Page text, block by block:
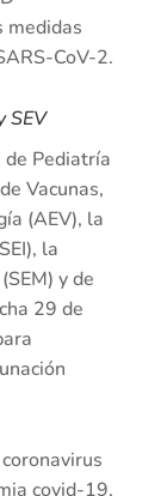
medidas
CoV-2.
SEV
de Pediatría
Vacunas,
(AEV), la
la
y de
29 de
covid-19,